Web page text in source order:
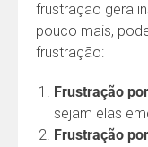
frustração gera
pouco mais,
frustração:
Frustração
sejam elas
Frustração